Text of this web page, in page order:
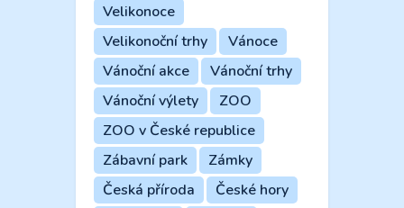
Velikonoce
Velikonoční trhy
Vánoce
Vánoční akce
Vánoční trhy
Vánoční výlety
ZOO
ZOO v České republice
Zábavní park
Zámky
Česká příroda
České hory